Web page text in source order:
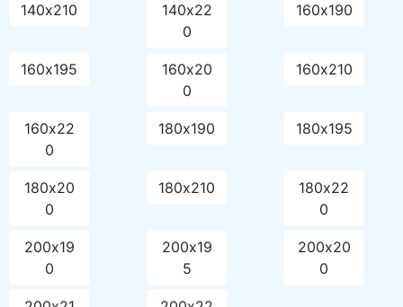
140х210
140х22
0
160х190
160х195
160х20
0
160х210
160х22
0
180х190 180х195
180х20
0
180х210
180х22
0
200х19
0
200х19
5
200х20
0